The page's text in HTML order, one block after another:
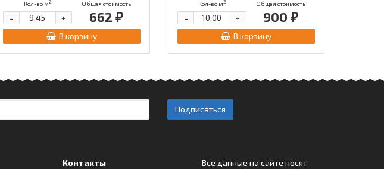
Кол-во м2 Общая стоимость
662 ₽
+
-
В корзину
Кол-во м2 Общая стоимость
900 ₽
+
-
В корзину
Подписаться
Контакты
Все данные на сайте носят